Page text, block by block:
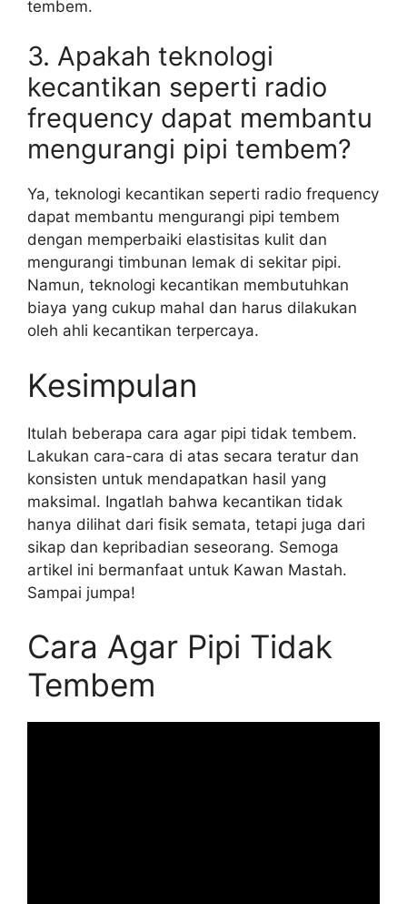
tembem.
3. Apakah teknologi
kecantikan seperti radio
frequency dapat membantu
mengurangi pipi tembem?
Ya, teknologi kecantikan seperti radio frequency
dapat membantu mengurangi pipi tembem
dengan memperbaiki elastisitas kulit dan
mengurangi timbunan lemak di sekitar pipi.
Namun, teknologi kecantikan membutuhkan
biaya yang cukup mahal dan harus dilakukan
oleh ahli kecantikan terpercaya.
Kesimpulan
Itulah beberapa cara agar pipi tidak tembem.
Lakukan cara-cara di atas secara teratur dan
konsisten untuk mendapatkan hasil yang
maksimal. Ingatlah bahwa kecantikan tidak
hanya dilihat dari fisik semata, tetapi juga dari
sikap dan kepribadian seseorang. Semoga
artikel ini bermanfaat untuk Kawan Mastah.
Sampai jumpa!
Cara Agar Pipi Tidak
Tembem